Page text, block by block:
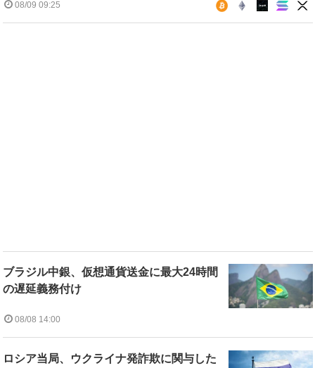
08/09 09:25
ブラジル中銀、仮想通貨送金に最大24時間
の遅延義務付け
08/08 14:00
ロシア当局、ウクライナ発詐欺に関与した